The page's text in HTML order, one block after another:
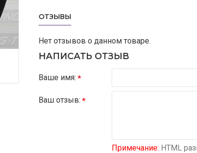
ОТЗЫВЫ
Нет отзывов о данном товаре.
НАПИСАТЬ ОТЗЫВ
Ваше имя:
Ваш отзыв:
Примечание: HTML